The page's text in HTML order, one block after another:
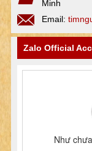
Minh
Email:
Zalo Official